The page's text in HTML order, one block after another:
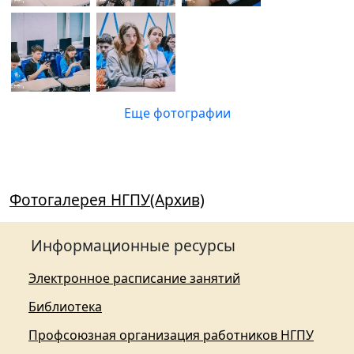
Еще фотографии
Фотогалерея НГПУ(Архив)
Информационные ресурсы
Электронное расписание занятий
Библиотека
Профсоюзная организация работников НГПУ